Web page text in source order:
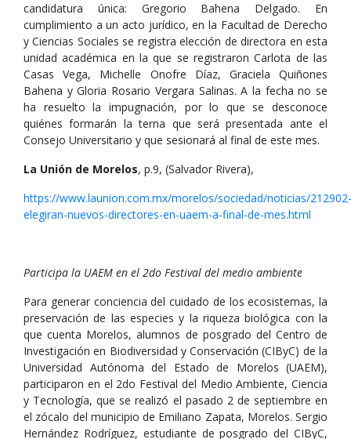
candidatura única: Gregorio Bahena Delgado. En
cumplimiento a un acto jurídico, en la Facultad de Derecho
y Ciencias Sociales se registra elección de directora en esta
unidad académica en la que se registraron Carlota de las
Casas Vega, Michelle Onofre Díaz, Graciela Quiñones
Bahena y Gloria Rosario Vergara Salinas. A la fecha no se
ha resuelto la impugnación, por lo que se desconoce
quiénes formarán la terna que será presentada ante el
Consejo Universitario y que sesionará al final de este mes.
La Unión de Morelos, p.9, (Salvador Rivera),
https://www.launion.com.mx/morelos/sociedad/noticias/212902-
elegiran-nuevos-directores-en-uaem-a-final-de-mes.html
Participa la UAEM en el 2do Festival del medio ambiente
Para generar conciencia del cuidado de los ecosistemas, la
preservación de las especies y la riqueza biológica con la
que cuenta Morelos, alumnos de posgrado del Centro de
Investigación en Biodiversidad y Conservación (CIByC) de la
Universidad Autónoma del Estado de Morelos (UAEM),
participaron en el 2do Festival del Medio Ambiente, Ciencia
y Tecnología, que se realizó el pasado 2 de septiembre en
el zócalo del municipio de Emiliano Zapata, Morelos. Sergio
Hernández Rodríguez, estudiante de posgrado del CIByC,